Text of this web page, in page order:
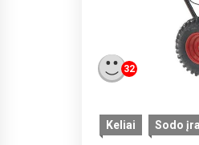
32
Keliai Sodo